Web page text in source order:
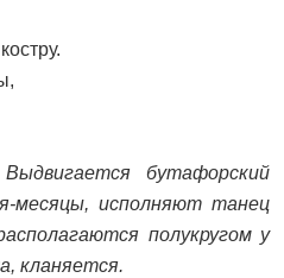
бутафорский
месяцы, исполняют танец
полукругом у
кланяется.